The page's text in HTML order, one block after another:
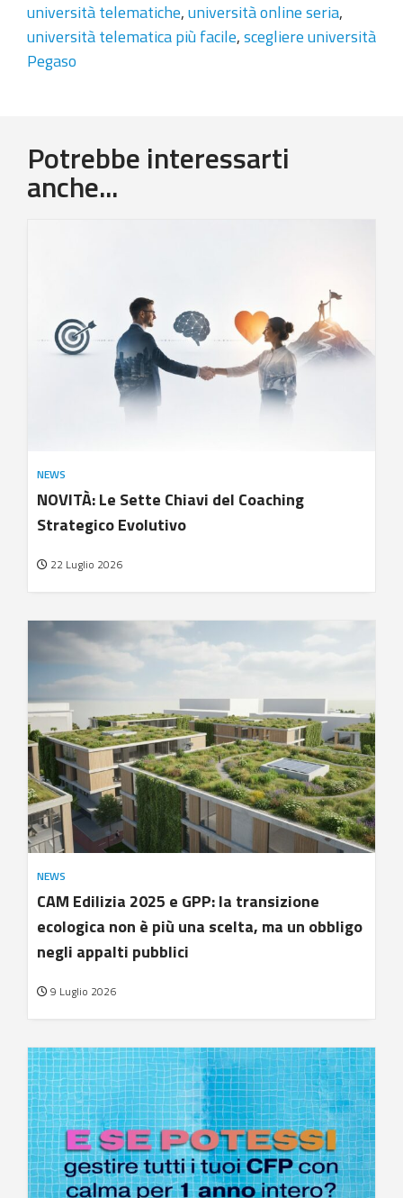
università telematiche,università online seria,
università telematica più facile,scegliere università
Pegaso
Potrebbe interessarti
anche...
NEWS
NOVITÀ: Le Sette Chiavi del Coaching
Strategico Evolutivo
22 Luglio 2026
NEWS
CAM Edilizia 2025 e GPP: la transizione
ecologica non è più una scelta, ma un obbligo
negli appalti pubblici
9 Luglio 2026